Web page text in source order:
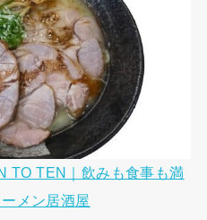
TO TEN｜飲みも食事も満
メン居酒屋